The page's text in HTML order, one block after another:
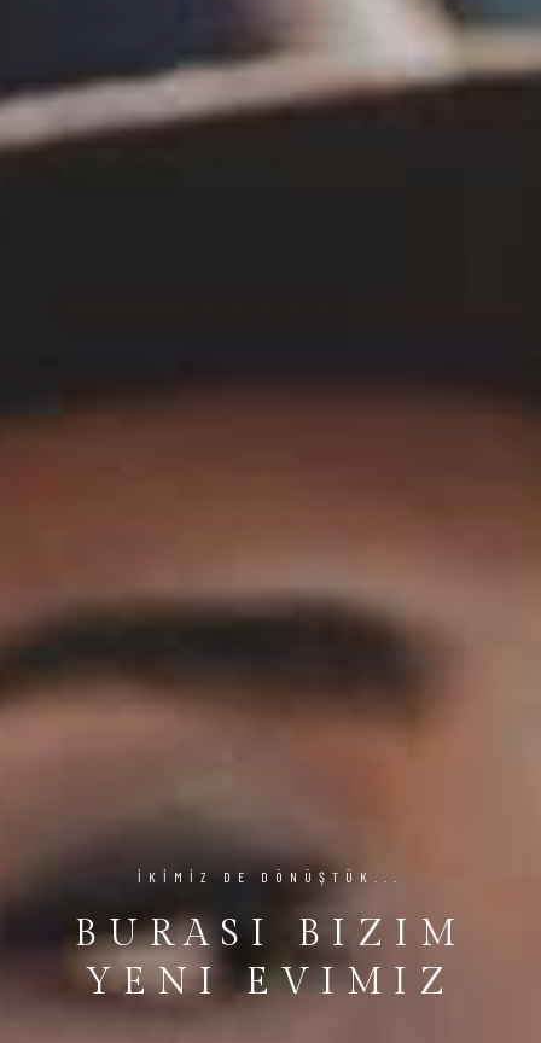
İKIMIZ DE DÖNÜŞTÜK...
BURASI BIZIM
YENI EVIMIZ